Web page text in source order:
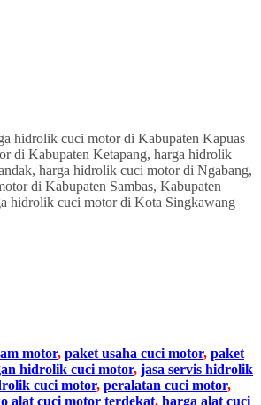
motor, paket usaha cuci motor, paket
hidrolik cuci motor, jasa servis hidrolik
cuci motor, peralatan cuci motor,
alat cuci motor terdekat, harga alat cuci